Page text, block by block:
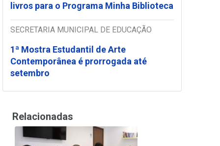
livros para o Programa Minha Biblioteca
SECRETARIA MUNICIPAL DE EDUCAÇÃO
1ª Mostra Estudantil de Arte
Contemporânea é prorrogada até
setembro
Relacionadas